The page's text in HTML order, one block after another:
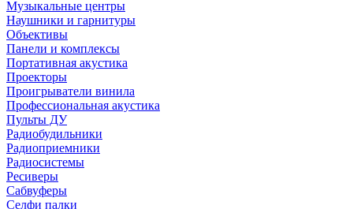
Музыкальные центры
Наушники и гарнитуры
Объективы
Панели и комплексы
Портативная акустика
Проекторы
Проигрыватели винила
Профессиональная акустика
Пульты ДУ
Радиобудильники
Радиоприемники
Радиосистемы
Ресиверы
Сабвуферы
Селфи палки